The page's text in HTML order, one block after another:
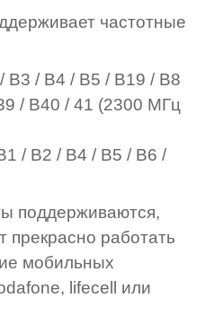
частотные
B3 / B4 / B5 / B19 / B8
/ B40 / 41 (2300 МГц
/ B2 / B4 / B5 / B6 /
поддерживаются,
прекрасно работать
мобильных
lifecell или